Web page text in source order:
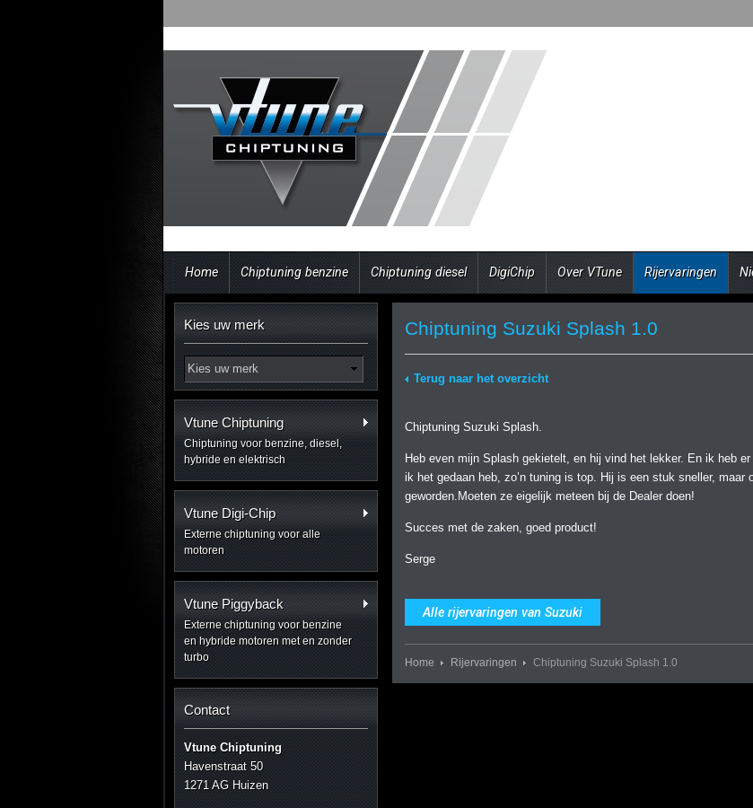
Home Chiptuning benzine Chiptuning diesel DigiChip Over VTune Rijervaringen
Kies uw merk
Vtune Chiptuning
Chiptuning voor benzine, diesel,
hybride en elektrisch
Vtune Digi-Chip
Externe chiptuning voor alle
motoren
Vtune Piggyback
Externe chiptuning voor benzine
en hybride motoren met en zonder
turbo
Contact
Vtune Chiptuning
Havenstraat 50
1271 AG Huizen
Chiptuning Suzuki Splash 1.0
Terug naar het overzicht
Chiptuning Suzuki Splash.
Heb even mijn Splash gekietelt, en hij vind het lekker. En ik heb
ik het gedaan heb, zo’n tuning is top. Hij is een stuk sneller, maar
geworden.Moeten ze eigelijk meteen bij de Dealer doen!
Succes met de zaken, goed product!
Serge
Alle rijervaringen van Suzuki
Home Rijervaringen Chiptuning Suzuki Splash 1.0